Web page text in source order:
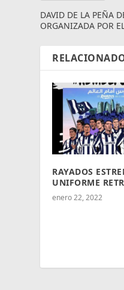
DAVID DE LA PEÑA
ORGANIZADA POR
RAYADOS
UNIFORME
enero 22, 2022